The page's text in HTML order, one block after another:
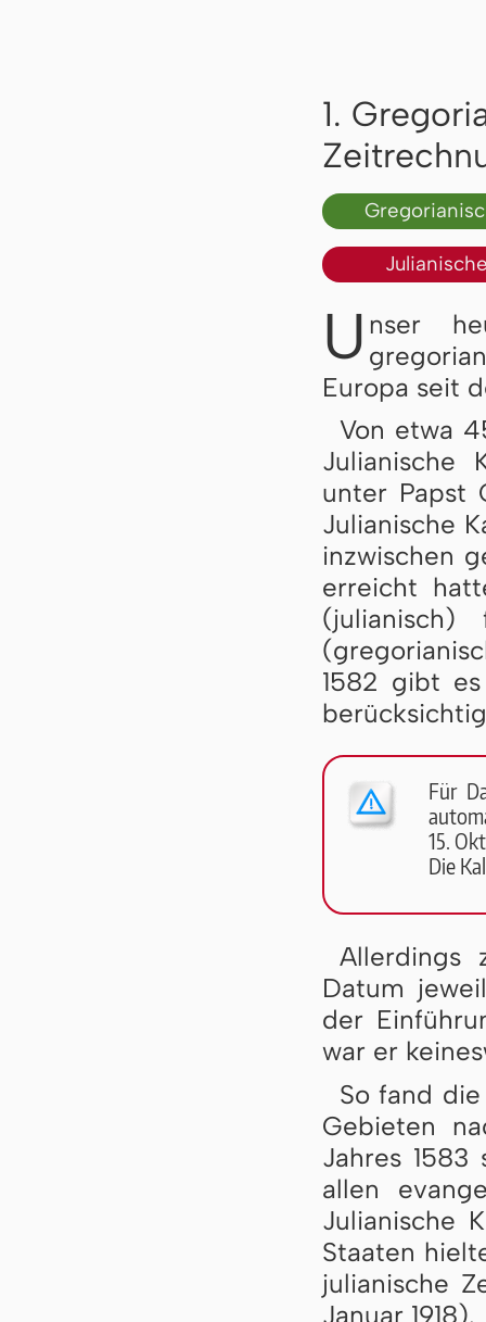
1.
U nser
Europa seit
Von etwa
Julianische
unter Papst
Julianische
inzwischen
erreicht
1582 gibt
Für
15.
Die
Allerdings
Datum
der
war er
So fand
Gebieten
Jahres
allen
Julianische
Staaten
julianische
Januar 1918).